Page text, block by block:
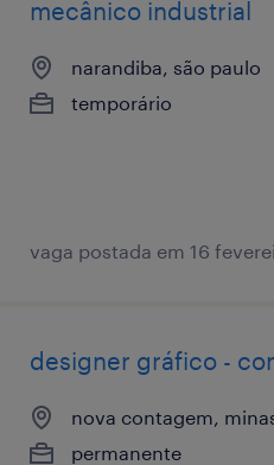
mecânico industrial
narandiba, são paulo
temporário
vaga postada em 16
designer gráfico -
nova contagem,
permanente